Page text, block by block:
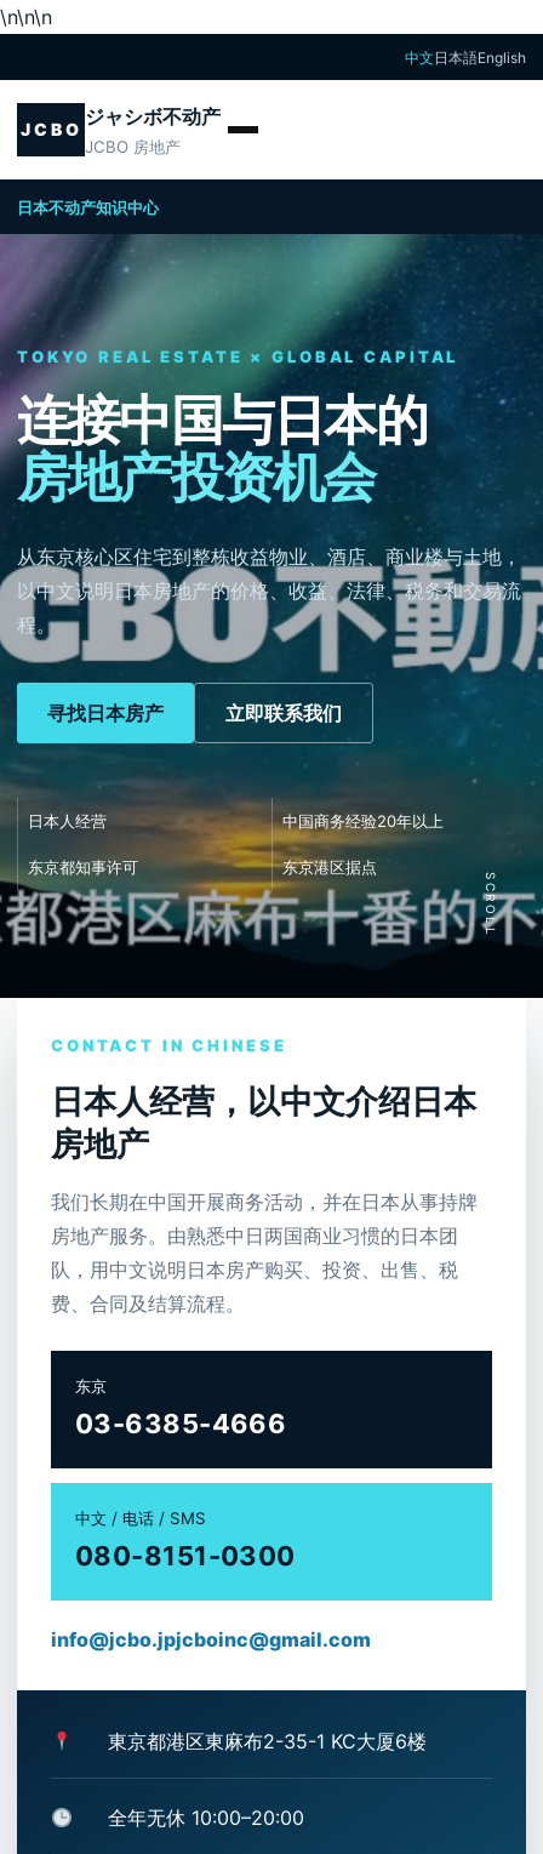
\n\n\n
中文 日本語English
JCBO
ジャシボ不动产
JCBO 房地产
日本不动产知识中心
TOKYO REAL ESTATE × GLOBAL CAPITAL
连接中国与日本的
房地产投资机会
从东京核心区住宅到整栋收益物业、酒店、商业楼与土地，
以中文说明日本房地产的价格、收益、法律、税务和交易流
程。
寻找日本房产 立即联系我们
日本人经营 中国商务经验20年以上
东京都知事许可 东京港区据点
SCROLL
CONTACT IN CHINESE
日本人经营，以中文介绍日本
房地产
我们长期在中国开展商务活动，并在日本从事持牌
房地产服务。由熟悉中日两国商业习惯的日本团
队，用中文说明日本房产购买、投资、出售、税
费、合同及结算流程。
东京
03-6385-4666
中文 / 电话 / SMS
080-8151-0300
info@jcbo.jpjcboinc@gmail.com
東京都港区東麻布2-35-1 KC大厦6楼
全年无休 10:00–20:00